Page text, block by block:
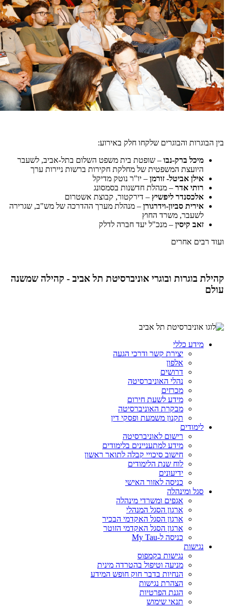
בין הבוגרות והבוגרים שלקחו חלק באירוע:
מיכל ברק-נבו – שופטת בית משפט השלום בתל-אביב, לשעבר
היועצת המשפטית של מחלקת חקירות ברשות ניירות ערך
אילן אביטל- זורמן – יו"ר נוטק מדיקל
רותי אדר – מנהלת חדשנות בסמסונג
אלכסנדר ליפשיץ – דירקטור, קבוצת אשטרום
אירית סביון-וידרגורן – מנהלת מערך ההדרכה של מש"ב, שגרירה
לשעבר, משרד החוץ
זאב קיסין – מנכ"ל יעד חברה לדלק
ועוד רבים אחרים
קהילת בוגרות ובוגרי אוניברסיטת תל אביב - קהילה שמשנה
עולם
מידע כללי
יצירת קשר ודרכי הגעה
אלפון
דרושים
נהלי האוניברסיטה
מכרזים
מידע לשעת חירום
מבקרת האוניברסיטה
תקנון משמעת ופסקי דין
לימודים
רישום לאוניברסיטה
מידע למתעניינים בלימודים
חישוב סיכויי קבלה לתואר ראשון
לוח שנת הלימודים
ידיעונים
כניסה לאזור האישי
סגל ומינהלה
אגפים ומשרדי מינהלה
ארגון הסגל המנהלי
ארגון הסגל האקדמי הבכיר
ארגון הסגל האקדמי הזוטר
כניסה ל-My Tau
נגישות
נגישות בקמפוס
מניעה וטיפול בהטרדה מינית
הנחיות בדבר חוק חופש המידע
הצהרת נגישות
הגנת הפרטיות
תנאי שימוש